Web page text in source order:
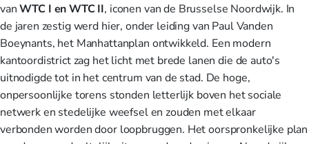
vanWTC I en WTC II, iconen van de Brusselse Noordwijk. In
de jaren zestig werd hier, onder leiding van Paul Vanden
Boeynants, het Manhattanplan ontwikkeld. Een modern
kantoordistrict zag het licht met brede lanen die de auto's
uitnodigde tot in het centrum van de stad. De hoge,
onpersoonlijke torens stonden letterlijk boven het sociale
netwerk en stedelijke weefsel en zouden met elkaar
verbonden worden door loopbruggen. Het oorspronkelijke plan